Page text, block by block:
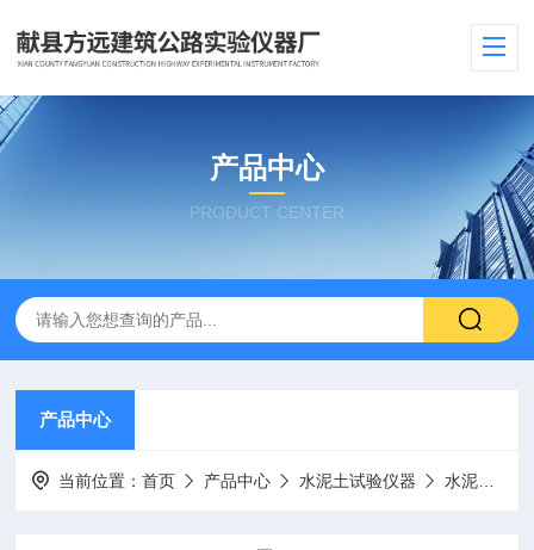
产品中心
PRODUCT CENTER
产品中心
当前位置：首页 产品中心 水泥土试验仪器 水泥电动抗折试验机